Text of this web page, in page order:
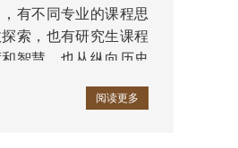
有不同专业的课程思
索，也有研究生课程
智慧，也从纵向历史
阅读更多